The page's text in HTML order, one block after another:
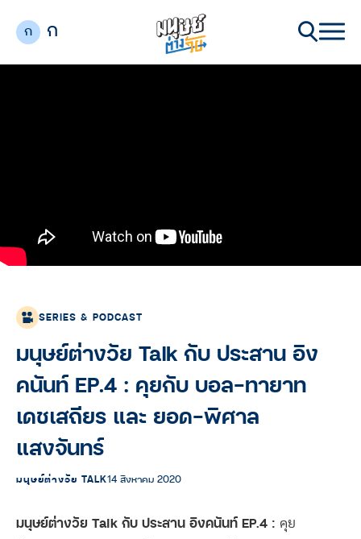
ก ก
SERIES & PODCAST
มนุษย์ต่างวัย Talk กับ ประสาน อิง
คนันท์ EP.4 : คุยกับ บอล-ทายาท
เดชเสถียร และ ยอด-พิศาล
แสงจันทร์
มนุษย์ต่างวัย TALK14 สิงหาคม 2020
มนุษย์ต่างวัย Talk กับ ประสาน อิงคนันท์ EP.4 : คุย